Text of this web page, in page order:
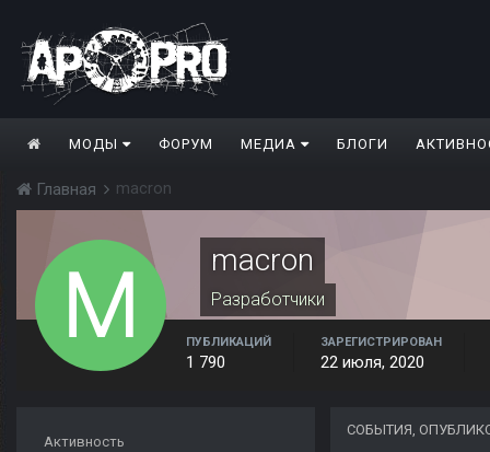
МОДЫ ФОРУМ МЕДИА БЛОГИ
Главная macron
macron
Разработчики
ПУБЛИКАЦИЙ
1 790
ЗАРЕГИСТРИРОВАН
22 июля, 2020
Активность
СОБЫТИЯ,